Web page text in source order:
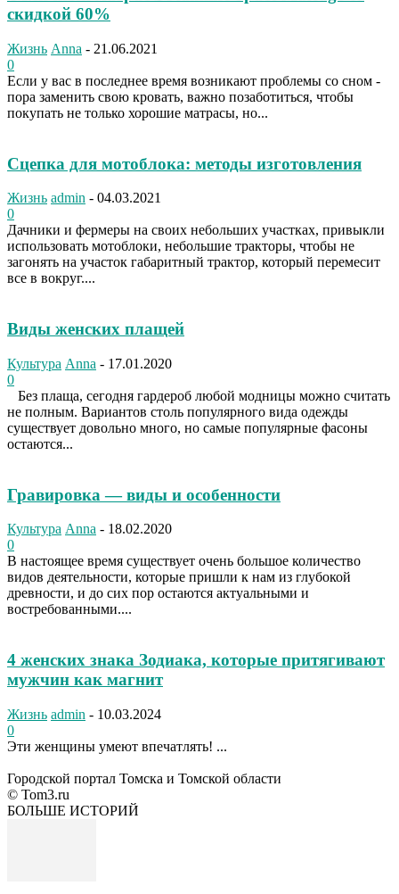
скидкой 60%
Жизнь Anna - 21.06.2021
0
Если у вас в последнее время возникают проблемы со сном -
пора заменить свою кровать, важно позаботиться, чтобы
покупать не только хорошие матрасы, но...
Сцепка для мотоблока: методы изготовления
Жизнь admin - 04.03.2021
0
Дачники и фермеры на своих небольших участках, привыкли
использовать мотоблоки, небольшие тракторы, чтобы не
загонять на участок габаритный трактор, который перемесит
все в вокруг....
Виды женских плащей
Культура Anna - 17.01.2020
0
Без плаща, сегодня гардероб любой модницы можно считать
не полным. Вариантов столь популярного вида одежды
существует довольно много, но самые популярные фасоны
остаются...
Гравировка — виды и особенности
Культура Anna - 18.02.2020
0
В настоящее время существует очень большое количество
видов деятельности, которые пришли к нам из глубокой
древности, и до сих пор остаются актуальными и
востребованными....
4 женских знака Зодиака, которые притягивают
мужчин как магнит
Жизнь admin - 10.03.2024
0
Эти женщины умеют впечатлять! ...
Городской портал Томска и Томской области
© Tom3.ru
БОЛЬШЕ ИСТОРИЙ